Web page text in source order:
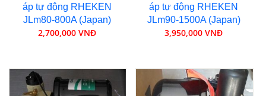
áp tự động RHEKEN
JLm80-800A (Japan)
2,700,000 VNĐ
áp tự động RHEKEN
JLm90-1500A (Japan)
3,950,000 VNĐ